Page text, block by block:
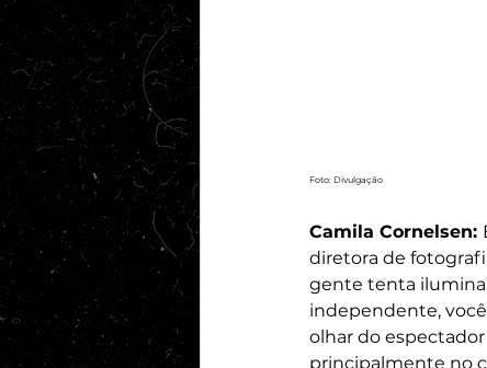
Foto: Divulgação
Camila Cornelsen:
diretora de
gente tenta
independente,
olhar do
principalmente no